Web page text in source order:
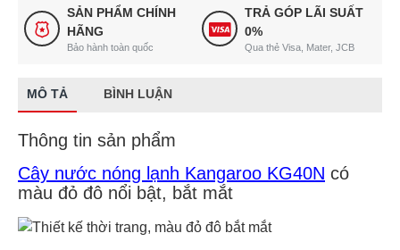
SẢN PHẨM CHÍNH
HÃNG
Bảo hành toàn quốc
TRẢ GÓP LÃI SUẤT
0%
Qua thẻ Visa, Mater, JCB
MÔ TẢ BÌNH LUẬN
Thông tin sản phẩm
Cây nước nóng lạnh Kangaroo KG40N có
màu đỏ đô nổi bật, bắt mắt